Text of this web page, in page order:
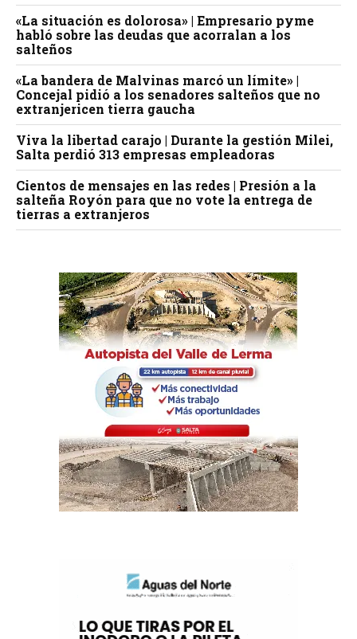
«La situación es dolorosa» | Empresario pyme
habló sobre las deudas que acorralan a los
salteños
«La bandera de Malvinas marcó un límite» |
Concejal pidió a los senadores salteños que no
extranjericen tierra gaucha
Viva la libertad carajo | Durante la gestión Milei,
Salta perdió 313 empresas empleadoras
Cientos de mensajes en las redes | Presión a la
salteña Royón para que no vote la entrega de
tierras a extranjeros